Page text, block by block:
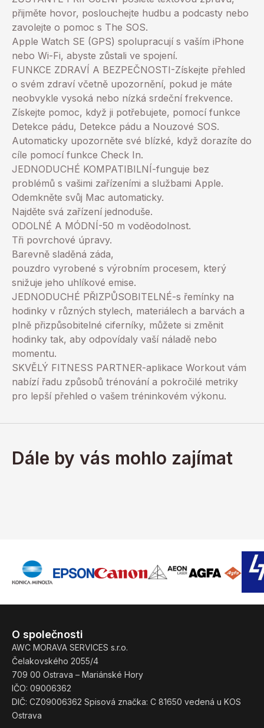
přijměte hovor, poslouchejte hudbu a podcasty nebo
zavolejte o pomoc s The SOS.
Apple Watch SE (GPS) spolupracují s vaším iPhone
nebo Wi-Fi, abyste zůstali ve spojení.
FUNKCE ZDRAVÍ A BEZPEČNOSTI-Získejte přehled
o svém zdraví včetně upozornění, pokud je máte
neobvykle vysoká nebo nízká srdeční frekvence.
Získejte pomoc, když ji potřebujete, pomocí funkce
Detekce pádu, Detekce pádu a Nouzové SOS.
Automaticky upozorněte své blízké, když dorazíte do
cíle pomocí funkce Check In.
JEDNODUCHÉ KOMPATIBILNÍ-funguje bez
problémů s vašimi zařízeními a službami Apple.
Odemkněte svůj Mac automaticky.
Najděte svá zařízení jednoduše.
ODOLNÉ A MÓDNÍ-50 m voděodolnost.
Tři povrchové úpravy.
Barevně sladěná záda,
pouzdro vyrobené s výrobním procesem, který
snižuje jeho uhlíkové emise.
JEDNODUCHÉ PŘIZPŮSOBITELNÉ-s řemínky na
hodinky v různých stylech, materiálech a barvách a
plně přizpůsobitelné ciferníky, můžete si změnit
hodinky tak, aby odpovídaly vaší náladě nebo
momentu.
SKVĚLÝ FITNESS PARTNER-aplikace Workout vám
nabízí řadu způsobů trénování a pokročilé metriky
pro lepší přehled o vašem tréninkovém výkonu.
Dále by vás mohlo zajímat
O společnosti
AWC MORAVA SERVICES s.r.o.
Čelakovského 2055/4
709 00 Ostrava – Mariánské Hory
IČO: 09006362
DIČ: CZ09006362 Spisová značka: C 81650 vedená u KOS
Ostrava